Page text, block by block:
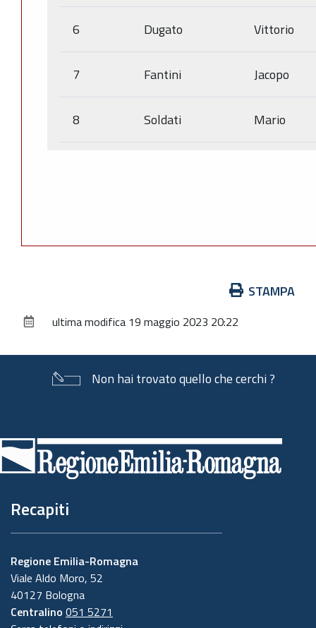
6 Dugato Vittorio
7 Fantini Jacopo
8 Soldati Mario
documento
STAMPA
ultima modifica 19 maggio 2023 20:22
Non hai trovato quello che cerchi ?
di
pagina
Recapiti
Regione Emilia-Romagna
Viale Aldo Moro, 52
40127 Bologna
Centralino 051 5271